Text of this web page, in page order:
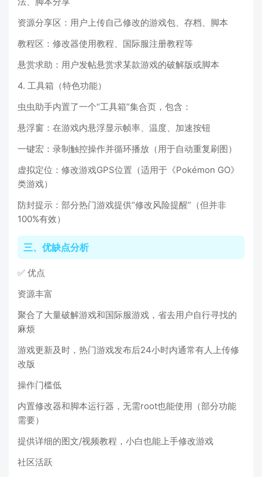
资源分享区：用户上传自己修改的游戏包、存档、脚本
教程区：修改器使用教程、国际服注册教程等
悬赏求助：用户发帖悬赏求某款游戏的破解版或脚本
4. 工具箱（特色功能）
虫虫助手内置了一个“工具箱”集合页，包含：
悬浮窗：在游戏内悬浮显示帧率、温度、加速按钮
一键宏：录制触控操作并循环播放（用于自动重复刷图）
虚拟定位：修改游戏GPS位置（适用于《Pokémon GO》
类游戏）
防封提示：部分热门游戏提供“修改风险提醒”（但并非
100%有效）
三、优缺点分析
✅ 优点
资源丰富
聚合了大量破解游戏和国际服游戏，省去用户自行寻找的
麻烦
游戏更新及时，热门游戏发布后24小时内通常有人上传修
改版
操作门槛低
内置修改器和脚本运行器，无需root也能使用（部分功能
需要）
提供详细的图文/视频教程，小白也能上手修改游戏
社区活跃